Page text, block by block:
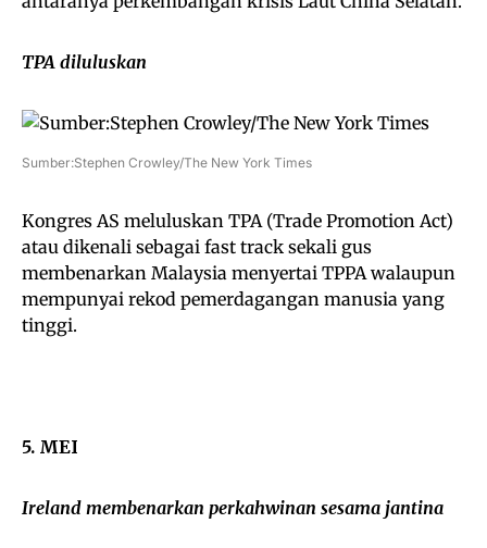
TPA diluluskan
Sumber:Stephen Crowley/The New York Times
Kongres AS meluluskan TPA (Trade Promotion Act)
atau dikenali sebagai fast track sekali gus
membenarkan Malaysia menyertai TPPA walaupun
mempunyai rekod pemerdagangan manusia yang
tinggi.
5. MEI
Ireland membenarkan perkahwinan sesama jantina